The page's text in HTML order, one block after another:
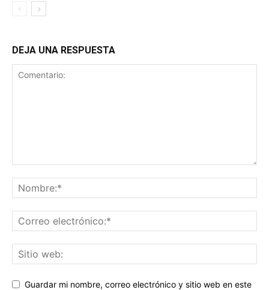
DEJA UNA RESPUESTA
Guardar mi nombre, correo electrónico y sitio web en este